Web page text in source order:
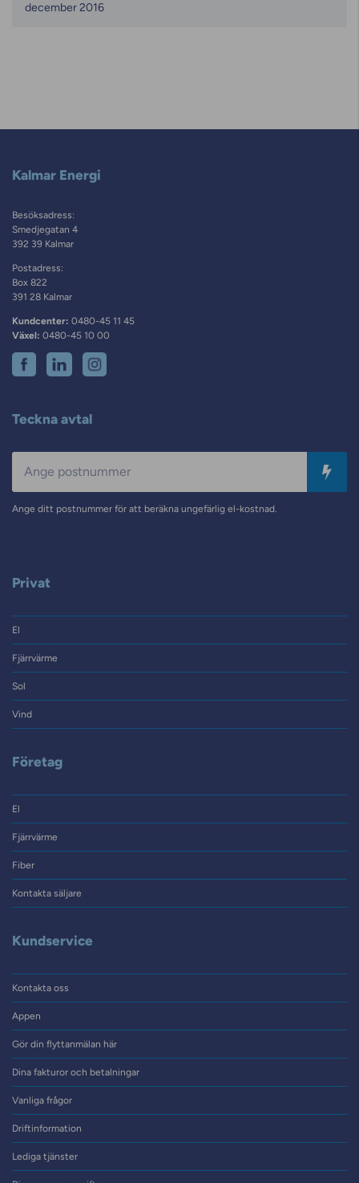
december 2016
Kalmar Energi
Besöksadress:
Smedjegatan 4
392 39 Kalmar
Postadress:
Box 822
391 28 Kalmar
Kundcenter: 0480-45 11 45
Växel: 0480-45 10 00
Teckna avtal
Ange ditt postnummer för att beräkna ungefärlig el-kostnad.
Privat
El
Fjärrvärme
Sol
Vind
Företag
El
Fjärrvärme
Fiber
Kontakta säljare
Kundservice
Kontakta oss
Appen
Gör din flyttanmälan här
Dina fakturor och betalningar
Vanliga frågor
Driftinformation
Lediga tjänster